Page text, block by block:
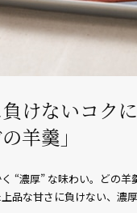
けないコク
羊羹」
“濃厚” な味わい。どの
品な甘さに負けない、濃